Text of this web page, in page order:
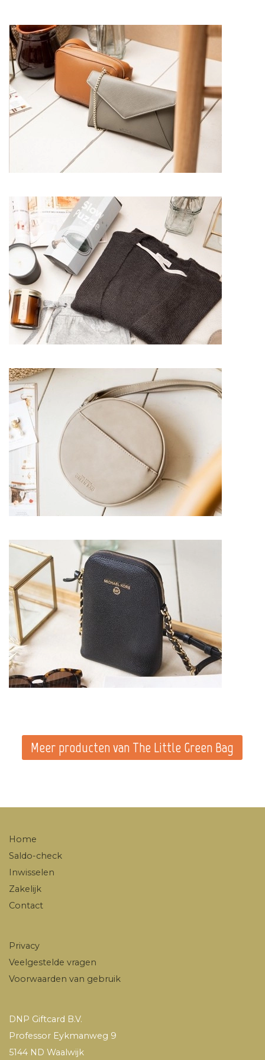
Meer producten van The Little Green Bag
Home
Saldo-check
Inwisselen
Zakelijk
Contact
Privacy
Veelgestelde vragen
Voorwaarden van gebruik
DNP Giftcard B.V.
Professor Eykmanweg 9
5144 ND Waalwijk